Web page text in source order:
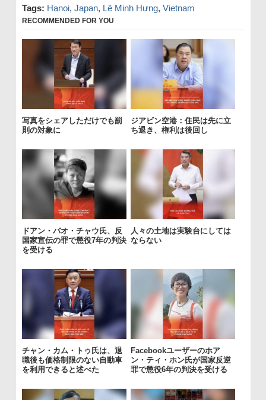
Tags: Hanoi, Japan, Lê Minh Hưng, Vietnam
RECOMMENDED FOR YOU
写真をシェアしただけでも罰
則の対象に
ジアビン空港：住民は先に立
ち退き、権利は後回し
ドアン・バオ・チャウ氏、反
国家宣伝の罪で懲役7年の判決
を受ける
人々の土地は実験台にしては
ならない
チャン・カム・トゥ氏は、退
職後も価格制限のない自動車
を利用できると述べた
Facebookユーザーのホア
ン・ティ・ホン氏が国家反逆
罪で懲役6年の判決を受ける